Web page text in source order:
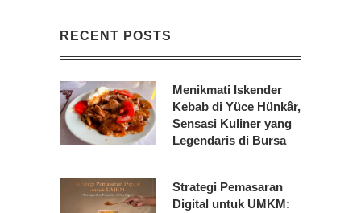
RECENT POSTS
Menikmati Iskender
Kebab di Yüce Hünkâr,
Sensasi Kuliner yang
Legendaris di Bursa
Strategi Pemasaran
Digital untuk UMKM: